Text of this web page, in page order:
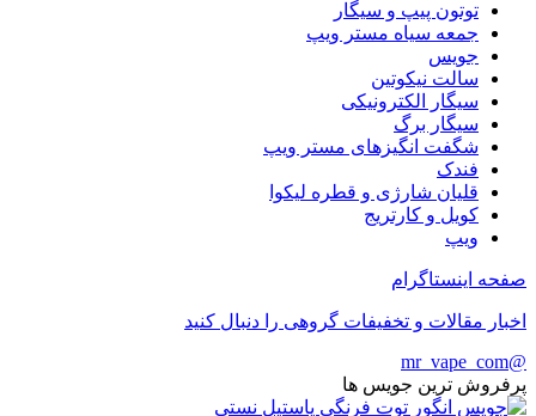
توتون پیپ و سیگار
جمعه سیاه مستر ویپ
جویس
سالت نیکوتین
سیگار الکترونیکی
سیگار برگ
شگفت انگیزهای مستر ویپ
فندک
قلیان شارژی و قطره لیکوا
کویل و کارتریج
ویپ
صفحه اینستاگرام
اخبار مقالات و تخفیفات گروهی را دنبال کنید
@mr_vape_com
پرفروش ترین جویس ها